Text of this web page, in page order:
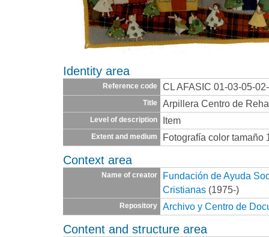
Identity area
Reference code CL AFASIC 01-03-05-
Title Arpillera Centro de
Level of description Item
Extent and medium Fotografía color tamaño
Context area
Name of creator
Fundación de Ayuda
Cristianas (1975-)
Repository Archivo y Centro de
Content and structure area